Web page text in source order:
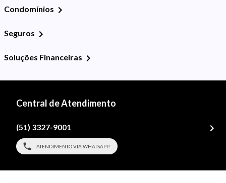
Condomínios
Seguros
Soluções Financeiras
Central de Atendimento
(51) 3327-9001
ATENDIMENTO VIA WHATSAPP